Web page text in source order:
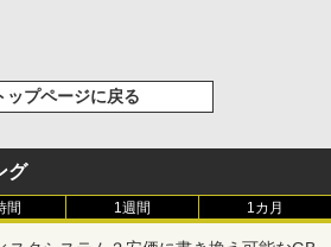
ップページに戻る
グ
間 1週間 1カ月